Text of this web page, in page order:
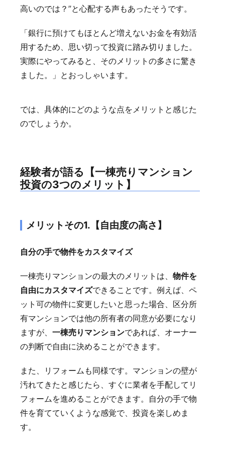
高いのでは？”と心配する声もあったそうです。
「銀行に預けてもほとんど増えないお金を有効活
用するため、思い切って投資に踏み切りました。
実際にやってみると、そのメリットの多さに驚き
ました。」とおっしゃいます。
では、具体的にどのような点をメリットと感じた
のでしょうか。
経験者が語る【一棟売りマンション
投資の3つのメリット】
メリットその1.【自由度の高さ】
自分の手で物件をカスタマイズ
一棟売りマンションの最大のメリットは、物件を
自由にカスタマイズできることです。例えば、ペ
ット可の物件に変更したいと思った場合、区分所
有マンションでは他の所有者の同意が必要になり
ますが、一棟売りマンションであれば、オーナー
の判断で自由に決めることができます。
また、リフォームも同様です。マンションの壁が
汚れてきたと感じたら、すぐに業者を手配してリ
フォームを進めることができます。自分の手で物
件を育てていくような感覚で、投資を楽しめま
す。